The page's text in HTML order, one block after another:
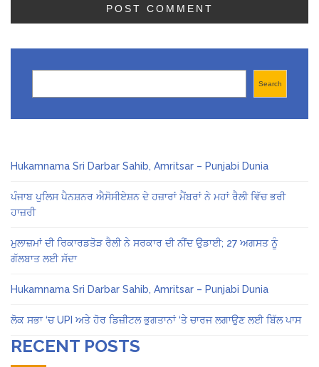
Search
Hukamnama Sri Darbar Sahib, Amritsar – Punjabi Dunia
ਪੰਜਾਬ ਪੁਲਿਸ ਪੈਨਸ਼ਨਰ ਐਸੋਸੀਏਸ਼ਨ ਦੇ ਹਜ਼ਾਰਾਂ ਮੈਂਬਰਾਂ ਨੇ ਮਹਾਂ ਰੈਲੀ ਵਿੱਚ ਭਰੀ
ਹਾਜ਼ਰੀ
ਮੁਲਾਜ਼ਮਾਂ ਦੀ ਰਿਕਾਰਡਤੋੜ ਰੈਲੀ ਨੇ ਸਰਕਾਰ ਦੀ ਨੀਂਦ ਉਡਾਈ; 27 ਅਗਸਤ ਨੂੰ
ਗੱਲਬਾਤ ਲਈ ਸੱਦਾ
Hukamnama Sri Darbar Sahib, Amritsar – Punjabi Dunia
ਲੋਕ ਸਭਾ ‘ਚ UPI ਅਤੇ ਹੋਰ ਡਿਜ਼ੀਟਲ ਭੁਗਤਾਨਾਂ ‘ਤੇ ਚਾਰਜ ਲਗਾਉਣ ਲਈ ਬਿੱਲ ਪਾਸ
RECENT POSTS